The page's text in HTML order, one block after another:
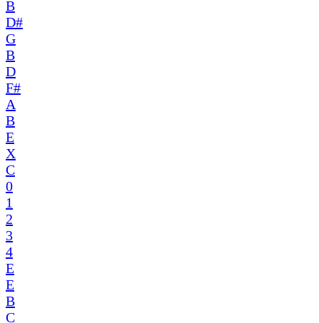
B
D#
G
B
D
F#
A
B
E
X
C
0
1
2
3
4
E
E
B
C